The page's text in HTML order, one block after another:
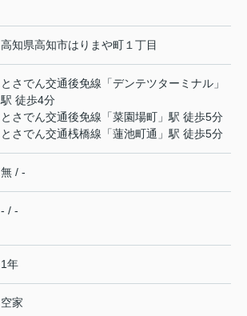
高知県高知市はりまや町 １丁目
とさでん交通後免線 「デンテツターミナル 」
駅 徒歩4分
とさでん交通後免線 「菜園場町 」駅 徒歩5分
とさでん交通桟橋線 「蓮池町通 」駅 徒歩5分
無 / -
- / -
1年
空家